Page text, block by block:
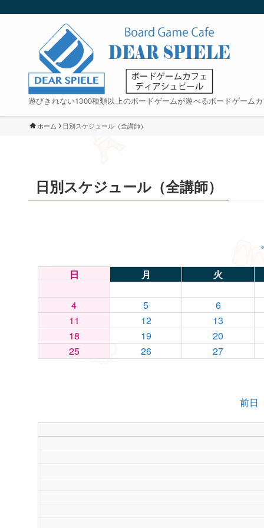
遊びきれない1300種類以上のボードゲームが遊べるボードゲーム
ホーム 日別スケジュール（全講師）
日別スケジュール（全講師）
日 月 火
4 5
6
11
12
13
18
19
20
25
26 27
前日